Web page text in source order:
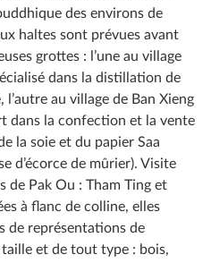
des environs de
haltes sont prévues avant
grottes : l’une au village
dans la distillation de
l’autre au village de Ban Xieng
dans la confection et la vente
la soie et du papier Saa
d’écorce de mûrier). Visite
de Pak Ou : Tham Ting et
à flanc de colline, elles
de représentations de
et de tout type : bois,